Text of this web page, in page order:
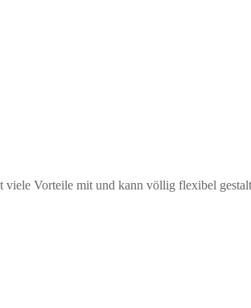
viele Vorteile mit und kann völlig flexibel